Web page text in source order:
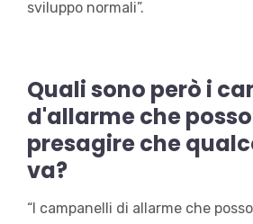
sviluppo normali”.
Quali sono però i
d'allarme che
presagire che
va?
“I campanelli di allarme che